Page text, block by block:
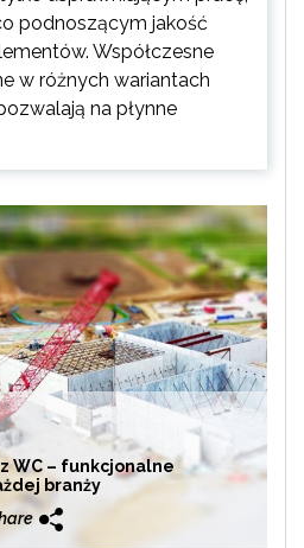
podnoszącym jakość
Współczesne
w różnych wariantach
na płynne
WC – funkcjonalne
branży